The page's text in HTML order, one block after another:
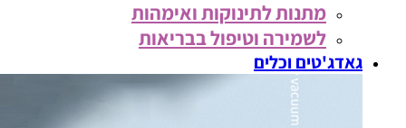
מתנות לתינוקות ואימהות
לשמירה וטיפול בבריאות
גאדג'טים וכלים